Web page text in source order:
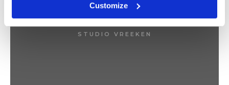
Customize
BIRDS
STUDIO VREEKEN